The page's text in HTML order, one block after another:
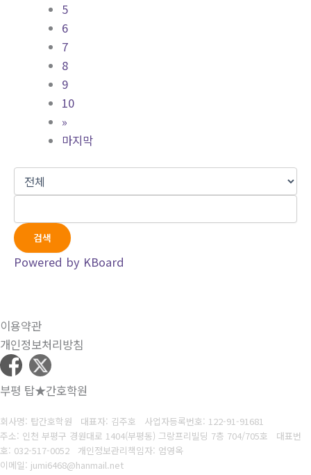
5
6
7
8
9
10
»
마지막
검색
Powered by KBoard
이용약관
개인정보처리방침
부평 탑★간호학원
회사명: 탑간호학원 대표자: 김주호 사업자등록번호: 122-91-91681
주소: 인천 부평구 경원대로 1404(부평동) 그랑프리빌딩 7층 704/705호 대표번
호: 032-517-0052
개인정보관리책임자: 엄영옥
이메일: jumi6468@hanmail.net